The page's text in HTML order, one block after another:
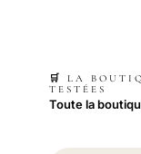
🛒 LA
TESTÉES
Toute la